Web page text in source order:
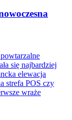
się najbardziej
elewacja
strefa POS czy
wraże